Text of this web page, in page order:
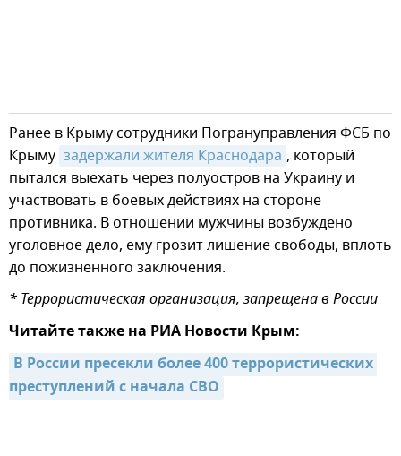
Ранее в Крыму сотрудники Погрануправления ФСБ по
Крыму задержали жителя Краснодара , который
пытался выехать через полуостров на Украину и
участвовать в боевых действиях на стороне
противника. В отношении мужчины возбуждено
уголовное дело, ему грозит лишение свободы, вплоть
до пожизненного заключения.
* Террористическая организация, запрещена в России
Читайте также на РИА Новости Крым:
В России пресекли более 400 террористических
преступлений с начала СВО